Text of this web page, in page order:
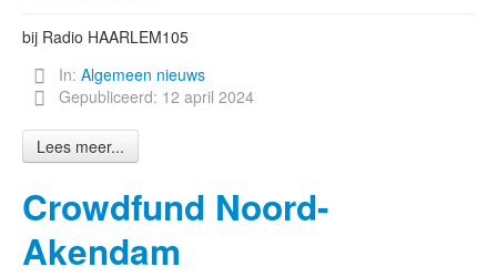
bij Radio HAARLEM105
In: Algemeen nieuws
Gepubliceerd: 12 april 2024
Lees meer...
Crowdfund Noord-
Akendam